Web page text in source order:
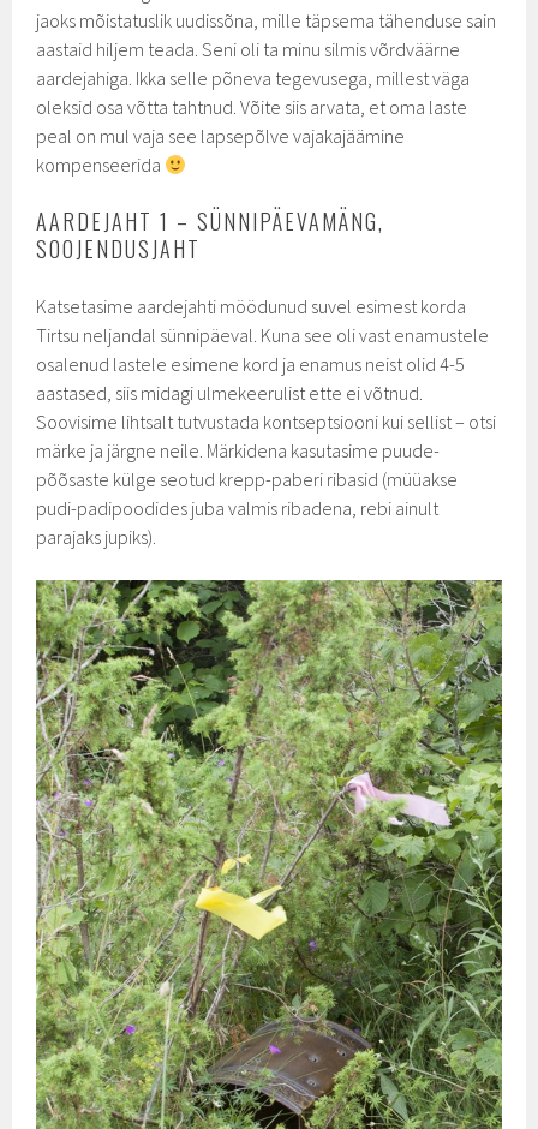
jaoks mõistatuslik uudissõna, mille täpsema tähenduse sain
aastaid hiljem teada. Seni oli ta minu silmis võrdväärne
aardejahiga. Ikka selle põneva tegevusega, millest väga
oleksid osa võtta tahtnud. Võite siis arvata, et oma laste
peal on mul vaja see lapsepõlve vajakajäämine
kompenseerida
AARDEJAHT 1 – SÜNNIPÄEVAMÄNG,
SOOJENDUSJAHT
Katsetasime aardejahti möödunud suvel esimest korda
Tirtsu neljandal sünnipäeval. Kuna see oli vast enamustele
osalenud lastele esimene kord ja enamus neist olid 4-5
aastased, siis midagi ulmekeerulist ette ei võtnud.
Soovisime lihtsalt tutvustada kontseptsiooni kui sellist – otsi
märke ja järgne neile. Märkidena kasutasime puude-
põõsaste külge seotud krepp-paberi ribasid (müüakse
pudi-padipoodides juba valmis ribadena, rebi ainult
parajaks jupiks).